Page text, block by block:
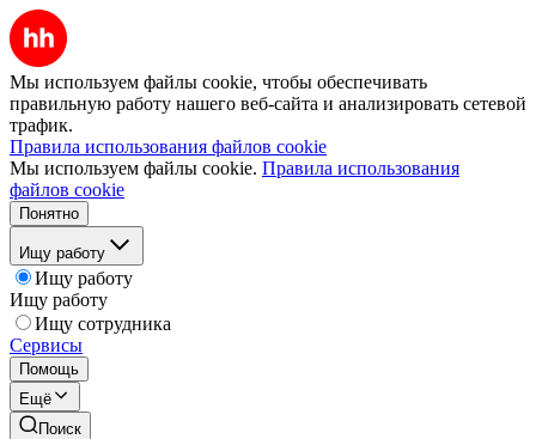
Мы используем файлы cookie, чтобы обеспечивать
правильную работу нашего веб-сайта и анализировать сетевой
трафик.
Правила использования файлов cookie
Мы используем файлы cookie. Правила использования
файлов cookie
Понятно
Ищу работу
Ищу работу
Ищу работу
Ищу сотрудника
Сервисы
Помощь
Ещё
Поиск